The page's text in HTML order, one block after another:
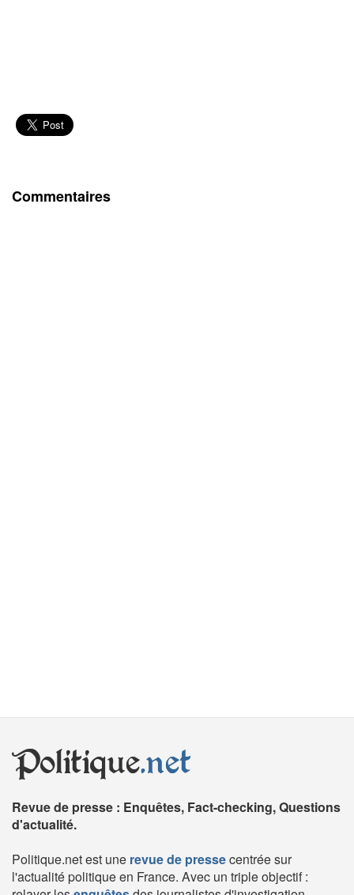
Commentaires
Politique.net
Revue de presse : Enquêtes, Fact-checking, Questions
d'actualité.
Politique.net est une revue de pressecentrée sur
l'actualité politique en France. Avec un triple objectif :